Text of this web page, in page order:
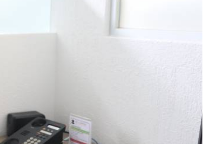
Informa el gobierno federal cómo fue el
operativo de captura de "El Mencho" y sus
reacciones en Jalisco